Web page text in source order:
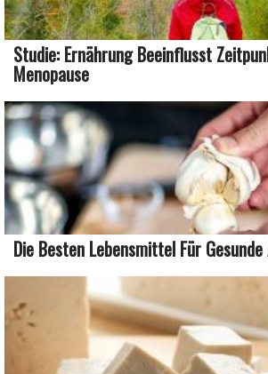
Studie: Ernährung Beeinflusst
Menopause
Die Besten Lebensmittel Für